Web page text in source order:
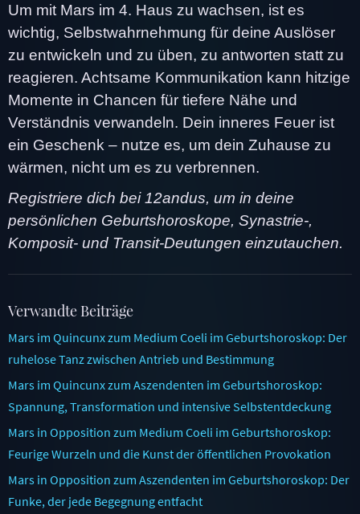
Um mit Mars im 4. Haus zu wachsen, ist es
wichtig, Selbstwahrnehmung für deine Auslöser
zu entwickeln und zu üben, zu antworten statt zu
reagieren. Achtsame Kommunikation kann hitzige
Momente in Chancen für tiefere Nähe und
Verständnis verwandeln. Dein inneres Feuer ist
ein Geschenk – nutze es, um dein Zuhause zu
wärmen, nicht um es zu verbrennen.
Registriere dich bei 12andus, um in deine
persönlichen Geburtshoroskope, Synastrie-,
Komposit- und Transit-Deutungen einzutauchen.
Verwandte Beiträge
Mars im Quincunx zum Medium Coeli im Geburtshoroskop: Der
ruhelose Tanz zwischen Antrieb und Bestimmung
Mars im Quincunx zum Aszendenten im Geburtshoroskop:
Spannung, Transformation und intensive Selbstentdeckung
Mars in Opposition zum Medium Coeli im Geburtshoroskop:
Feurige Wurzeln und die Kunst der öffentlichen Provokation
Mars in Opposition zum Aszendenten im Geburtshoroskop: Der
Funke, der jede Begegnung entfacht